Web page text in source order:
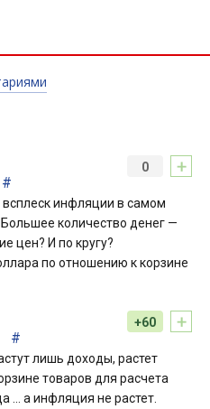
+
0
#
всплеск инфляции в самом
количество денег —
цен? И по кругу?
по отношению к корзине
+
+60
#
лишь доходы, растет
товаров для расчета
... а инфляция не растет.